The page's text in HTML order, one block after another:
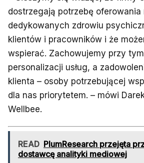
dostrzegają potrzebę oferowania
dedykowanych zdrowiu
klientów i pracowników i że
wspierać. Zachowujemy przy
personalizacji usług, a
klienta – osoby potrzebującej
dla nas priorytetem. – mówi
Wellbee.
READ PlumResearch przejęta
dostawcę analityki mediowej